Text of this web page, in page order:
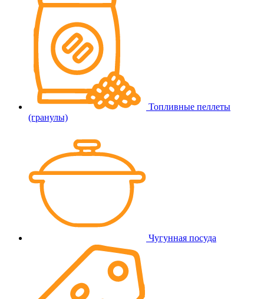
Топливные пеллеты
(гранулы)
Чугунная посуда